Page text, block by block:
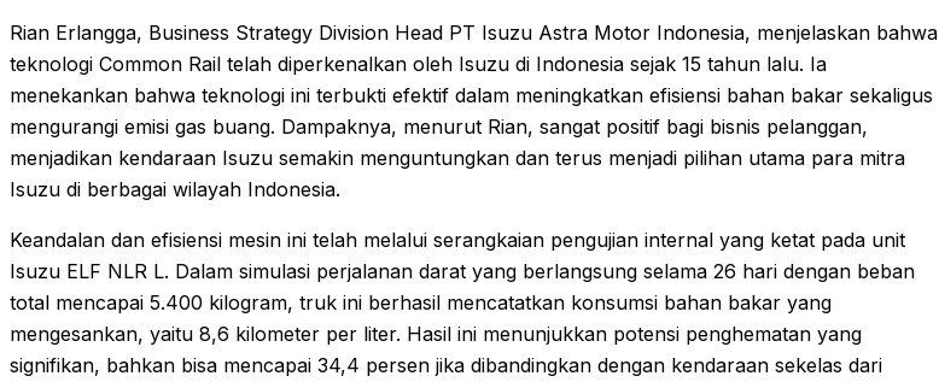
Rian Erlangga, Business Strategy Division Head PT Isuzu Astra Motor Indonesia, menjelaskan bahwa
teknologi Common Rail telah diperkenalkan oleh Isuzu di Indonesia sejak 15 tahun lalu. Ia
menekankan bahwa teknologi ini terbukti efektif dalam meningkatkan efisiensi bahan bakar sekaligus
mengurangi emisi gas buang. Dampaknya, menurut Rian, sangat positif bagi bisnis pelanggan,
menjadikan kendaraan Isuzu semakin menguntungkan dan terus menjadi pilihan utama para mitra
Isuzu di berbagai wilayah Indonesia.
Keandalan dan efisiensi mesin ini telah melalui serangkaian pengujian internal yang ketat pada unit
Isuzu ELF NLR L. Dalam simulasi perjalanan darat yang berlangsung selama 26 hari dengan beban
total mencapai 5.400 kilogram, truk ini berhasil mencatatkan konsumsi bahan bakar yang
mengesankan, yaitu 8,6 kilometer per liter. Hasil ini menunjukkan potensi penghematan yang
signifikan, bahkan bisa mencapai 34,4 persen jika dibandingkan dengan kendaraan sekelas dari